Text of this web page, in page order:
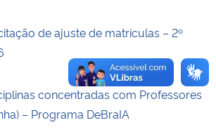
de ajuste de matrículas – 2º
concentradas com Professores
– Programa DeBraIA